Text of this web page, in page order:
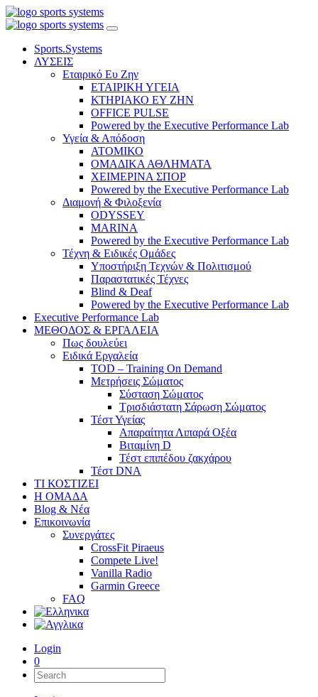
Sports.Systems
ΛΥΣΕΙΣ
Εταιρικό Ευ Ζην
ΕΤΑΙΡΙΚΗ ΥΓΕΙΑ
ΚΤΗΡΙΑΚΟ ΕΥ ΖΗΝ
OFFICE PULSE
Powered by the Executive Performance Lab
Υγεία & Απόδοση
ΑΤΟΜΙΚΟ
ΟΜΑΔΙΚΑ ΑΘΛΗΜΑΤΑ
ΧΕΙΜΕΡΙΝΑ ΣΠΟΡ
Powered by the Executive Performance Lab
Διαμονή & Φιλοξενία
ODYSSEY
MARINA
Powered by the Executive Performance Lab
Τέχνη & Ειδικές Ομάδες
Υποστήριξη Τεχνών & Πολιτισμού
Παραστατικές Τέχνες
Blind & Deaf
Powered by the Executive Performance Lab
Executive Performance Lab
ΜΕΘΟΔΟΣ & ΕΡΓΑΛΕΙΑ
Πως δουλεύει
Ειδικά Εργαλεία
TOD – Training On Demand
Μετρήσεις Σώματος
Σύσταση Σώματος
Τρισδιάστατη Σάρωση Σώματος
Τέστ Υγείας
Απαραίτητα Λιπαρά Οξέα
Βιταμίνη D
Τέστ επιπέδου ζακχάρου
Τέστ DNA
ΤΙ ΚΟΣΤΙΖΕΙ
Η ΟΜΑΔΑ
Blog & Νέα
Επικοινωνία
Συνεργάτες
CrossFit Piraeus
Compete Live!
Vanilla Radio
Garmin Greece
FAQ
Login
0